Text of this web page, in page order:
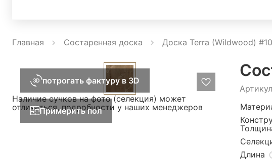
Главная Состаренная доска Доска Terra (Wildwood)
потрогать фактуру в 3D
Примерить пол
Наличие сучков на фото (селекция) может
отличаться, подробности у наших менеджеров
Длина